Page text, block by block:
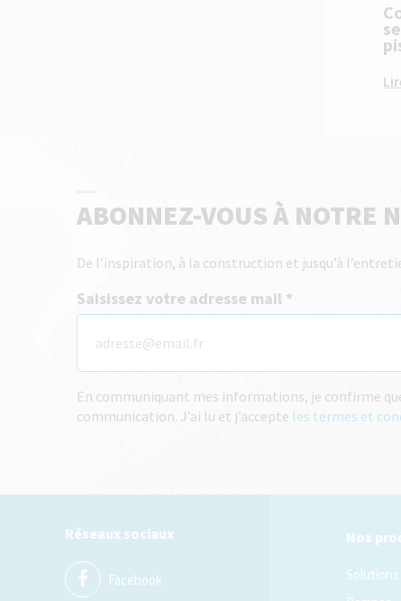
ABONNEZ-VOUS À NOTRE
De l’inspiration, à la construction et jusqu’à
Saisissez votre adresse mail
En communiquant mes informations, je confirme
communication. J’ai lu et j’accepte les termes et
Réseaux sociaux
Facebook
Nos